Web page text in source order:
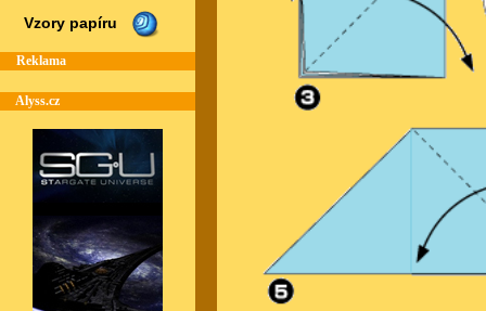
Vzory papíru
Reklama
Alyss.cz